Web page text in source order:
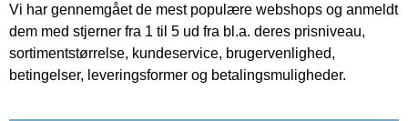
Vi har gennemgået de mest populære webshops og anmeldt
dem med stjerner fra 1 til 5 ud fra bl.a. deres prisniveau,
sortimentstørrelse, kundeservice, brugervenlighed,
betingelser, leveringsformer og betalingsmuligheder.